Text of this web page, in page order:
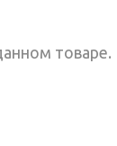
товаре.